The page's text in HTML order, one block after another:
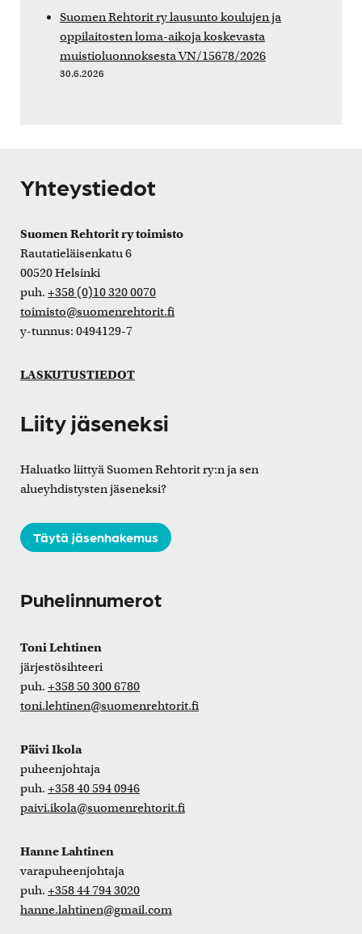
Suomen Rehtorit ry lausunto koulujen ja
oppilaitosten loma-aikoja koskevasta
muistioluonnoksesta VN/15678/2026
30.6.2026
Yhteystiedot
Suomen Rehtorit ry toimisto
Rautatieläisenkatu 6
00520 Helsinki
puh. +358 (0)10 320 0070
toimisto@suomenrehtorit.fi
y-tunnus: 0494129-7
LASKUTUSTIEDOT
Liity jäseneksi
Haluatko liittyä Suomen Rehtorit ry:n ja sen
alueyhdistysten jäseneksi?
Täytä jäsenhakemus
Puhelinnumerot
Toni Lehtinen
järjestösihteeri
puh. +358 50 300 6780
toni.lehtinen@suomenrehtorit.fi
Päivi Ikola
puheenjohtaja
puh. +358 40 594 0946
paivi.ikola@suomenrehtorit.fi
Hanne Lahtinen
varapuheenjohtaja
puh. +358 44 794 3020
hanne.lahtinen@gmail.com